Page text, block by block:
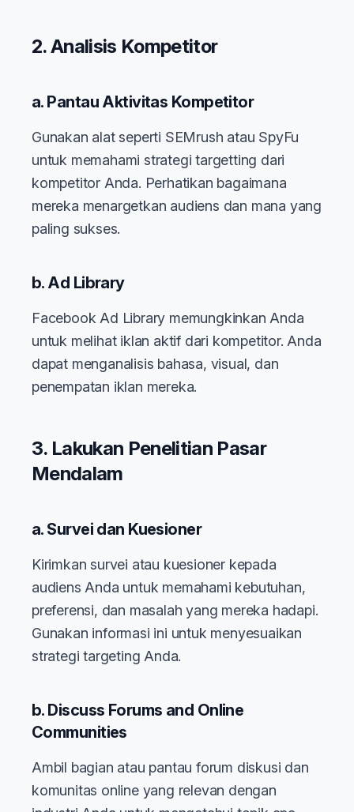
2. Analisis Kompetitor
a. Pantau Aktivitas Kompetitor
Gunakan alat seperti SEMrush atau SpyFu
untuk memahami strategi targetting dari
kompetitor Anda. Perhatikan bagaimana
mereka menargetkan audiens dan mana yang
paling sukses.
b. Ad Library
Facebook Ad Library memungkinkan Anda
untuk melihat iklan aktif dari kompetitor. Anda
dapat menganalisis bahasa, visual, dan
penempatan iklan mereka.
3. Lakukan Penelitian Pasar
Mendalam
a. Survei dan Kuesioner
Kirimkan survei atau kuesioner kepada
audiens Anda untuk memahami kebutuhan,
preferensi, dan masalah yang mereka hadapi.
Gunakan informasi ini untuk menyesuaikan
strategi targeting Anda.
b. Discuss Forums and Online
Communities
Ambil bagian atau pantau forum diskusi dan
komunitas online yang relevan dengan